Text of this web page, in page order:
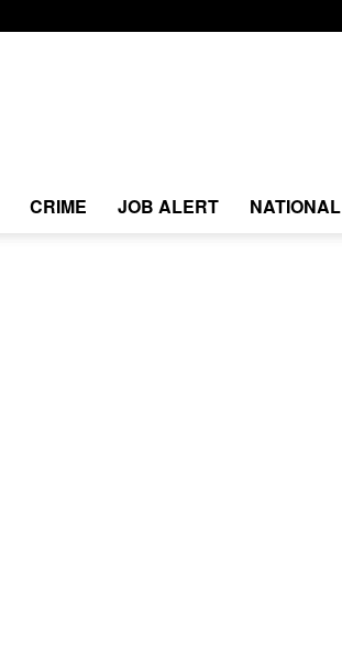
CRIME JOB ALERT NATIONAL